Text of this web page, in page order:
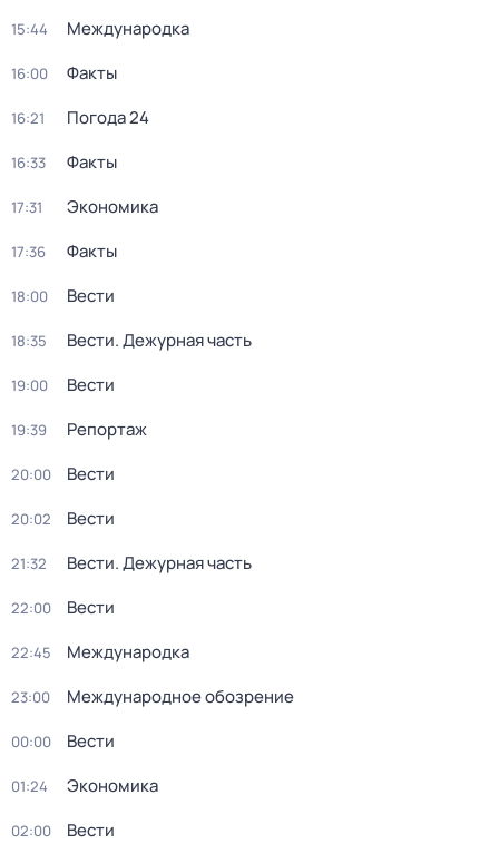
15:44 Международка
16:00 Факты
16:21 Погода 24
16:33 Факты
17:31 Экономика
17:36 Факты
18:00 Вести
18:35 Вести. Дежурная часть
19:00 Вести
19:39 Репортаж
20:00 Вести
20:02 Вести
21:32 Вести. Дежурная часть
22:00 Вести
22:45 Международка
23:00 Международное обозрение
00:00 Вести
01:24 Экономика
02:00 Вести